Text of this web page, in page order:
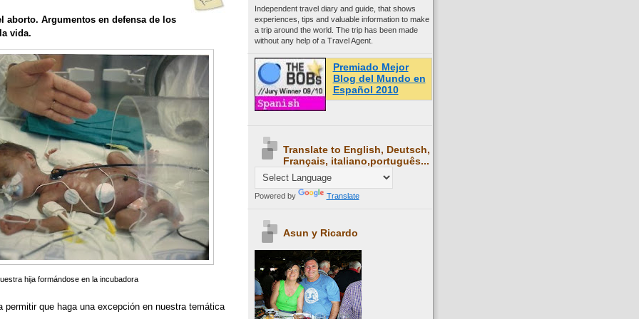
aborto. Argumentos en defensa de los
vida.
hija formándose en la incubadora
que haga una excepción en nuestra temática
Independent travel diary and guide, that shows
experiences, tips and valuable information to make
a trip around the world. The trip has been made
without any help of a Travel Agent.
Premiado Mejor
Blog del Mundo en
Español 2010
Translate to English, Deutsch,
Français, italiano,português...
Powered by Translate
Asun y Ricardo